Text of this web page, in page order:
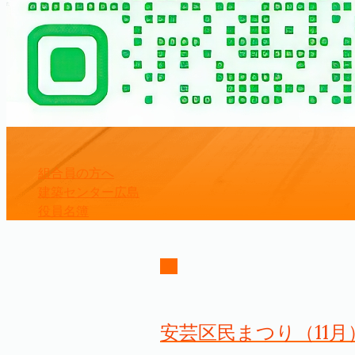
組合員の方へ
建築センター広島
役員名簿
安芸区民まつり（11月